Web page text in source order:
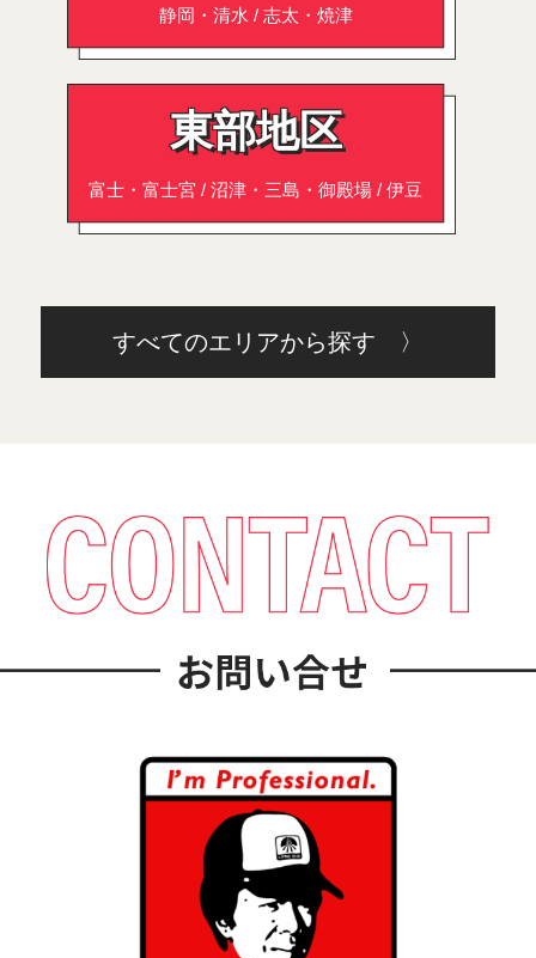
静岡・清水 / 志太・焼津
東部地区
富士・富士宮 / 沼津・三島・御殿場 / 伊豆
すべてのエリアから探す 〉